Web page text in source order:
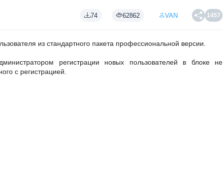
74 62862 VAN 1457
из стандартного пакета профессиональной версии.
регистрации новых пользователей в блоке не
с регистрацией.